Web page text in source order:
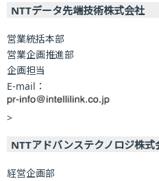
NTTデータ先端技術株式会社
営業統括本部
営業企画推進部
企画担当
E-mail：
>
NTTアドバンステクノロジ株式
経営企画部